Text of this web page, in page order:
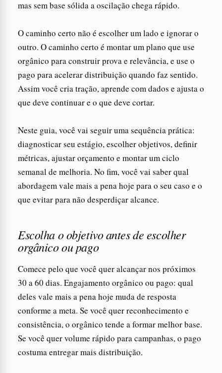
mas sem base sólida a oscilação chega rápido.
O caminho certo não é escolher um lado e ignorar o
outro. O caminho certo é montar um plano que use
orgânico para construir prova e relevância, e use o
pago para acelerar distribuição quando faz sentido.
Assim você cria tração, aprende com dados e ajusta o
que deve continuar e o que deve cortar.
Neste guia, você vai seguir uma sequência prática:
diagnosticar seu estágio, escolher objetivos, definir
métricas, ajustar orçamento e montar um ciclo
semanal de melhoria. No fim, você vai saber qual
abordagem vale mais a pena hoje para o seu caso e o
que evitar para não desperdiçar alcance.
Escolha o objetivo antes de escolher
orgânico ou pago
Comece pelo que você quer alcançar nos próximos
30 a 60 dias. Engajamento orgânico ou pago: qual
deles vale mais a pena hoje muda de resposta
conforme a meta. Se você quer reconhecimento e
consistência, o orgânico tende a formar melhor base.
Se você quer volume rápido para campanhas, o pago
costuma entregar mais distribuição.